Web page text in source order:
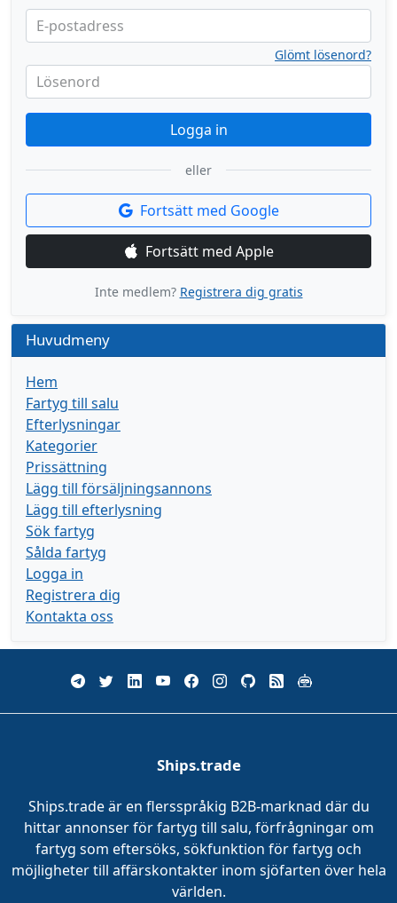
E-postadress
Lösenord
Glömt lösenord?
Logga in
eller
Fortsätt med Google
Fortsätt med Apple
Inte medlem? Registrera dig gratis
Huvudmeny
Hem
Fartyg till salu
Efterlysningar
Kategorier
Prissättning
Lägg till försäljningsannons
Lägg till efterlysning
Sök fartyg
Sålda fartyg
Logga in
Registrera dig
Kontakta oss
Ships.trade
Ships.trade är en flersspråkig B2B-marknad där du
hittar annonser för fartyg till salu, förfrågningar om
fartyg som eftersöks, sökfunktion för fartyg och
möjligheter till affärskontakter inom sjöfarten över hela
världen.